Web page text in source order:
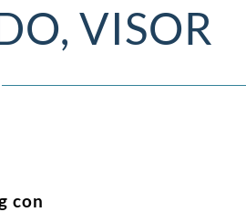
VISOR
con